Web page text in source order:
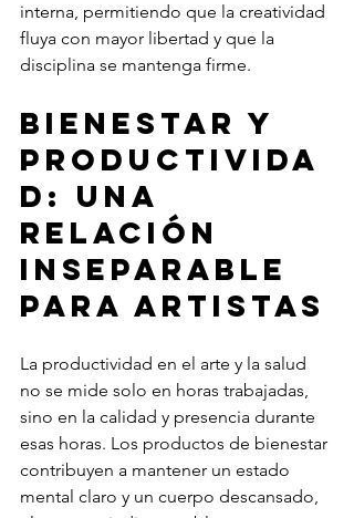
interna, permitiendo que la creatividad
fluya con mayor libertad y que la
disciplina se mantenga firme.
Bienestar y
productivida
d: una
relación
inseparable
para artistas
La productividad en el arte y la salud
no se mide solo en horas trabajadas,
sino en la calidad y presencia durante
esas horas. Los productos de bienestar
contribuyen a mantener un estado
mental claro y un cuerpo descansado,